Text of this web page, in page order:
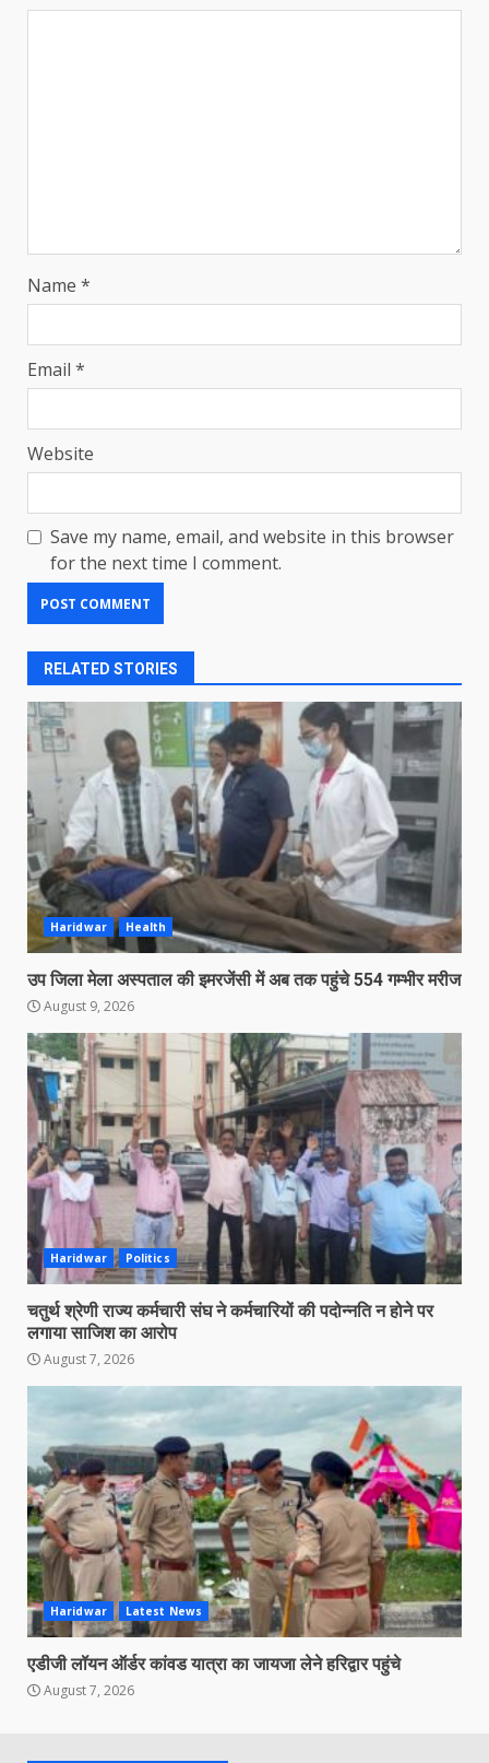
Name *
Email *
Website
Save my name, email, and website in this browser
for the next time I comment.
RELATED STORIES
Haridwar Health
उप जिला मेला अस्पताल की इमरजेंसी में अब तक पहुंचे 554 गम्भीर मरीज
August 9, 2026
Haridwar Politics
चतुर्थ श्रेणी राज्य कर्मचारी संघ ने कर्मचारियों की पदोन्नति न होने पर
लगाया साजिश का आरोप
August 7, 2026
Haridwar Latest News
एडीजी लॉयन ऑर्डर कांवड यात्रा का जायजा लेने हरिद्वार पहुंचे
August 7, 2026